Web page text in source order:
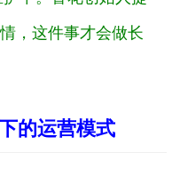
，这件事才会做长
的运营模式